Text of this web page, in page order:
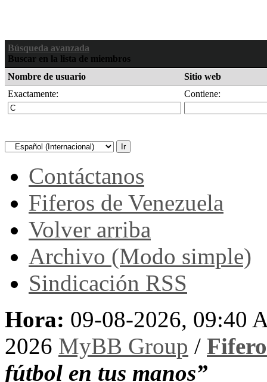
Búsqueda avanzada
Buscar en la lista de miembros
Nombre de usuario
Sitio web
Exactamente:
Contiene:
Contáctanos
Fiferos de Venezuela
Volver arriba
Archivo (Modo simple)
Sindicación RSS
Hora: 09-08-2026, 09:40
2026 MyBB Group /
fútbol en tus manos”